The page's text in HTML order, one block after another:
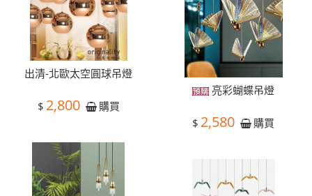
出清-北歐太空圓球吊燈
$ 2,800 購買
亮彩蝴蝶吊燈
$ 2,580 購買